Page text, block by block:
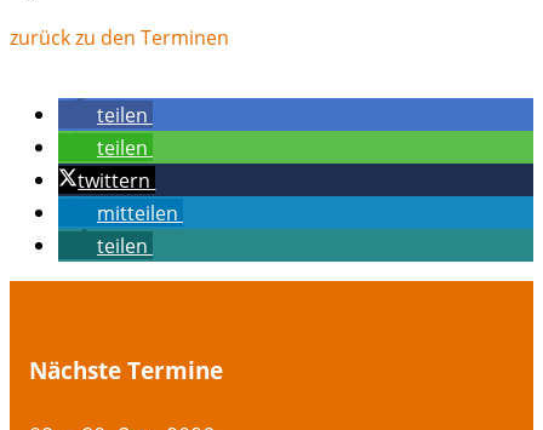
zurück zu den Terminen
teilen
teilen
twittern
mitteilen
teilen
Nächste Termine